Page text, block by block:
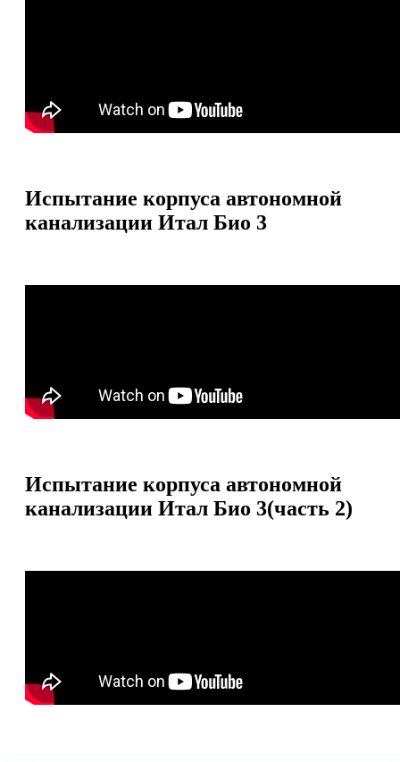
Испытание корпуса автономной
канализации Итал Био 3
Испытание корпуса автономной
канализации Итал Био 3(часть 2)